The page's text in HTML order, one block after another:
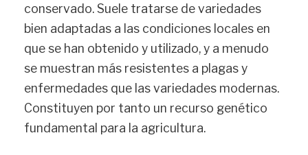
conservado. Suele tratarse de variedades
bien adaptadas a las condiciones locales en
que se han obtenido y utilizado, y a menudo
se muestran más resistentes a plagas y
enfermedades que las variedades modernas.
Constituyen por tanto un recurso genético
fundamental para la agricultura.